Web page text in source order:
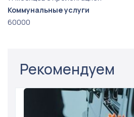
Коммунальные услуги
60000
Рекомендуем